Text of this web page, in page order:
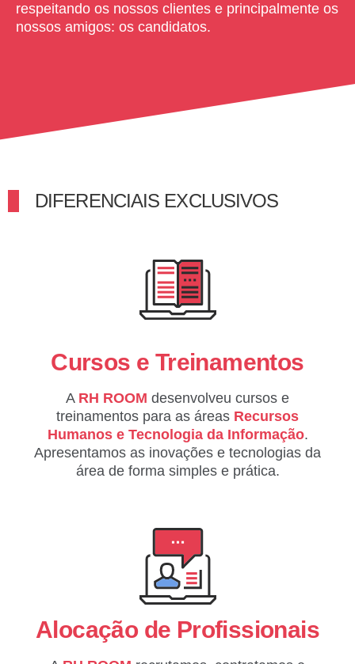
respeitando os nossos clientes e principalmente os
nossos amigos: os candidatos.
DIFERENCIAIS EXCLUSIVOS
Cursos e Treinamentos
A RH ROOM desenvolveu cursos e
treinamentos para as áreas Recursos
Humanos e Tecnologia da Informação.
Apresentamos as inovações e tecnologias da
área de forma simples e prática.
Alocação de Profissionais